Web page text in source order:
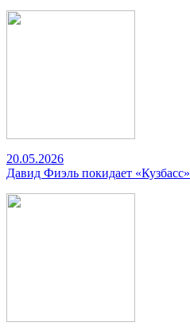
20.05.2026
Давид Фиэль покидает «Кузбасс»